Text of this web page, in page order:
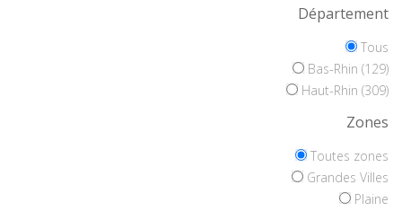
Département
Tous
Bas-Rhin (129)
Haut-Rhin (309)
Zones
Toutes zones
Grandes Villes
Plaine